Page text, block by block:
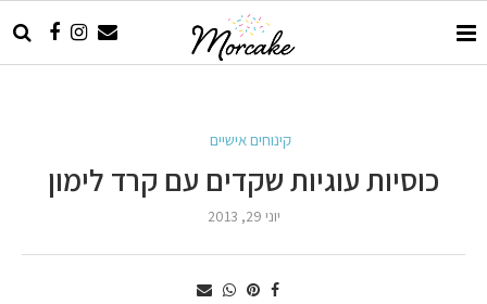
קינוחים אישיים
כוסיות עוגיות שקדים עם קרד לימון
יוני 29, 2013